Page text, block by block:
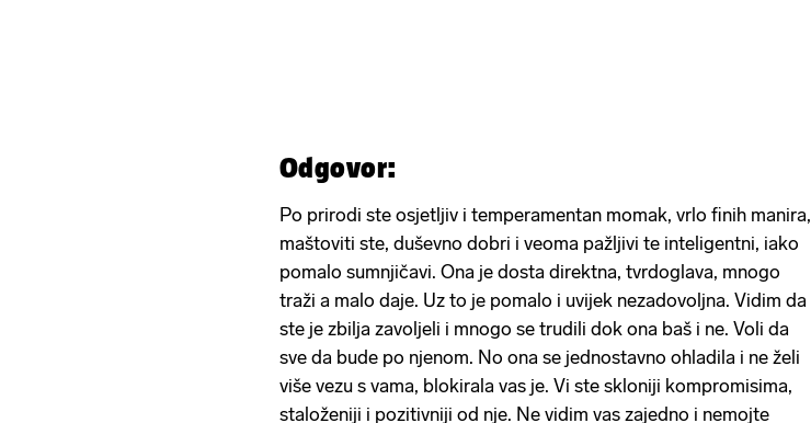
Odgovor:
Po prirodi ste osjetljiv i temperamentan momak, vrlo finih manira,
maštoviti ste, duševno dobri i veoma pažljivi te inteligentni, iako
pomalo sumnjičavi. Ona je dosta direktna, tvrdoglava, mnogo
traži a malo daje. Uz to je pomalo i uvijek nezadovoljna. Vidim da
ste je zbilja zavoljeli i mnogo se trudili dok ona baš i ne. Voli da
sve da bude po njenom. No ona se jednostavno ohladila i ne želi
više vezu s vama, blokirala vas je. Vi ste skloniji kompromisima,
staloženiji i pozitivniji od nje. Ne vidim vas zajedno i nemojte